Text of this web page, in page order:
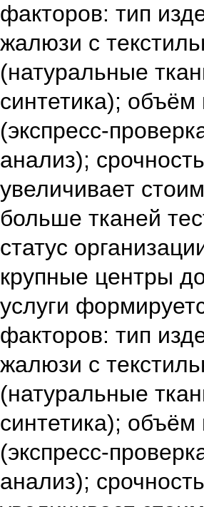
факторов: тип
жалюзи с
(натуральные
синтетика);
анализ);
увеличивает
больше тканей
статус
крупные центры
услуги
факторов: тип
жалюзи с
(натуральные
синтетика);
анализ);